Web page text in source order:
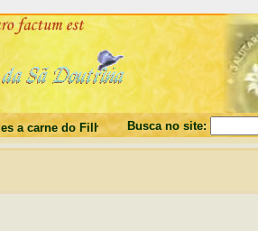
carne do Filho do Homem, e não beberdes
Busca no site: